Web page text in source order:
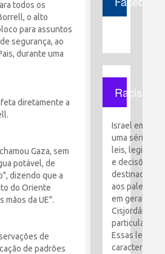
todos os
o alto
para assuntos
segurança, ao
durante uma
diretamente a
Gaza, sem
potável, de
dizendo que a
do Oriente
mãos da UE".
de
de padrões
Racismo
Israel emitiu
uma série de
leis,
e decisões
destinadas
aos
em geral e à
Cisjordânia
particular.
Essas leis são